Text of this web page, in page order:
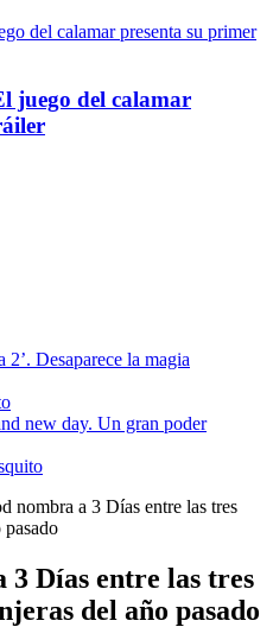
juego del calamar
2’. Desaparece la magia
new day. Un gran poder
nombra a 3 Días entre las tres
pasado
Días entre las tres
del año pasado